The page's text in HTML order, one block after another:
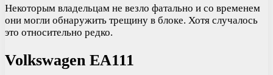
Некоторым владельцам не везло фатально и со временем
они могли обнаружить трещину в блоке. Хотя случалось
это относительно редко.
Volkswagen EA111